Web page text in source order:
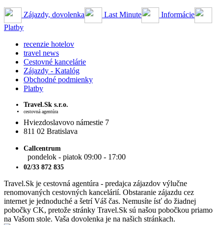
Zájazdy, dovolenka Last Minute
Informácie
Platby
recenzie hotelov
travel news
Cestovné kancelárie
Zájazdy - Katalóg
Obchodné podmienky
Platby
Travel.Sk s.r.o.
cestovná agentúra
Hviezdoslavovo námestie 7
811 02 Bratislava
Callcentrum
pondelok - piatok 09:00 - 17:00
02/33 872 835
Travel.Sk je cestovná agentúra - predajca zájazdov výlučne
renomovaných cestovných kancelárií. Obstaranie zájazdu cez
internet je jednoduché a šetrí Váš čas. Nemusíte ísť do žiadnej
pobočky CK, pretože stránky Travel.Sk sú našou pobočkou priamo
na Vašom stole. Vaša dovolenka je na našich stránkach.